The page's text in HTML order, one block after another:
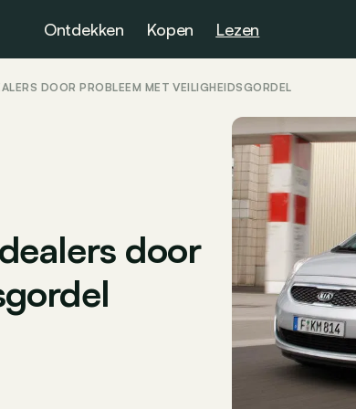
Ontdekken Kopen Lezen
DOOR PROBLEEM MET VEILIGHEIDSGORDEL
door